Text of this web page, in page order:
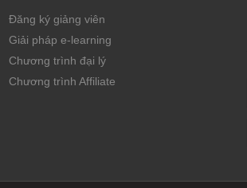
Đăng ký giảng viên
Giải pháp e-learning
Chương trình đại lý
Chương trình Affiliate